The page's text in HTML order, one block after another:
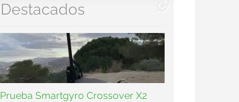
Destacados
Prueba Smartgyro Crossover X2